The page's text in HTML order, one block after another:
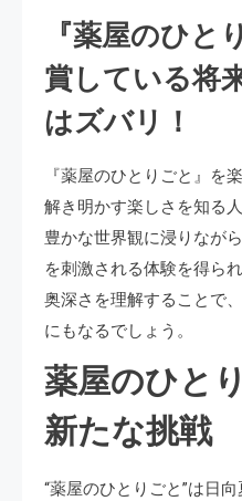
『薬屋のひと
賞している将
はズバリ！
『薬屋のひとりごと』を
解き明かす楽しさを知る
豊かな世界観に浸りなが
を刺激される体験を得ら
奥深さを理解することで
にもなるでしょう。
薬屋のひと
新たな挑戦
“薬屋のひとりごと”は日